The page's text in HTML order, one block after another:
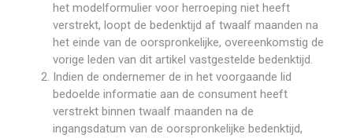
het modelformulier voor herroeping niet heeft
verstrekt, loopt de bedenktijd af twaalf maanden na
het einde van de oorspronkelijke, overeenkomstig de
vorige leden van dit artikel vastgestelde bedenktijd.
Indien de ondernemer de in het voorgaande lid
bedoelde informatie aan de consument heeft
verstrekt binnen twaalf maanden na de
ingangsdatum van de oorspronkelijke bedenktijd,